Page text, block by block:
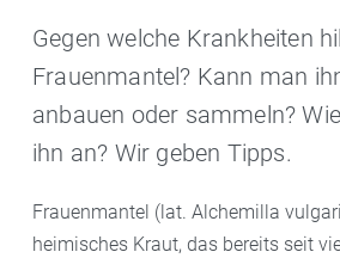
Gegen welche Krankheiten
Frauenmantel? Kann man
anbauen oder sammeln?
ihn an? Wir geben Tipps.
Frauenmantel (lat. Alchemilla
heimisches Kraut, das bereits seit